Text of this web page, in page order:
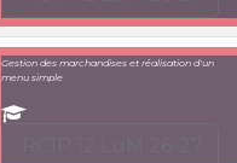
Gestion des marchandises et réalisation d'un
menu simple